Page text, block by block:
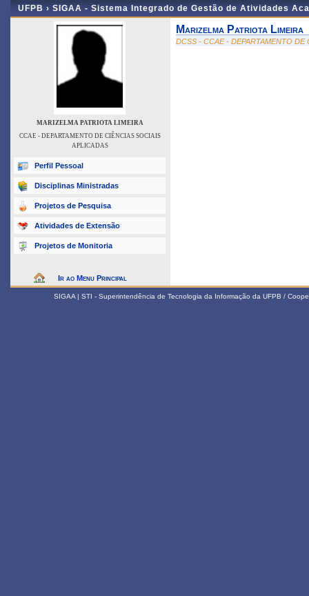
UFPB › SIGAA - Sistema Integrado de Gestão de Atividades
MARIZELMA PATRIOTA LIMEIRA
CCAE - DEPARTAMENTO DE CIÊNCIAS SOCIAIS
APLICADAS
Perfil Pessoal
Disciplinas Ministradas
Projetos de Pesquisa
Atividades de Extensão
Projetos de Monitoria
Ir ao Menu Principal
Marizelma Patriota Limeira
DCSS - CCAE - DEPARTAMENTO DE
SIGAA | STI - Superintendência de Tecnologia da Informação da UFPB /